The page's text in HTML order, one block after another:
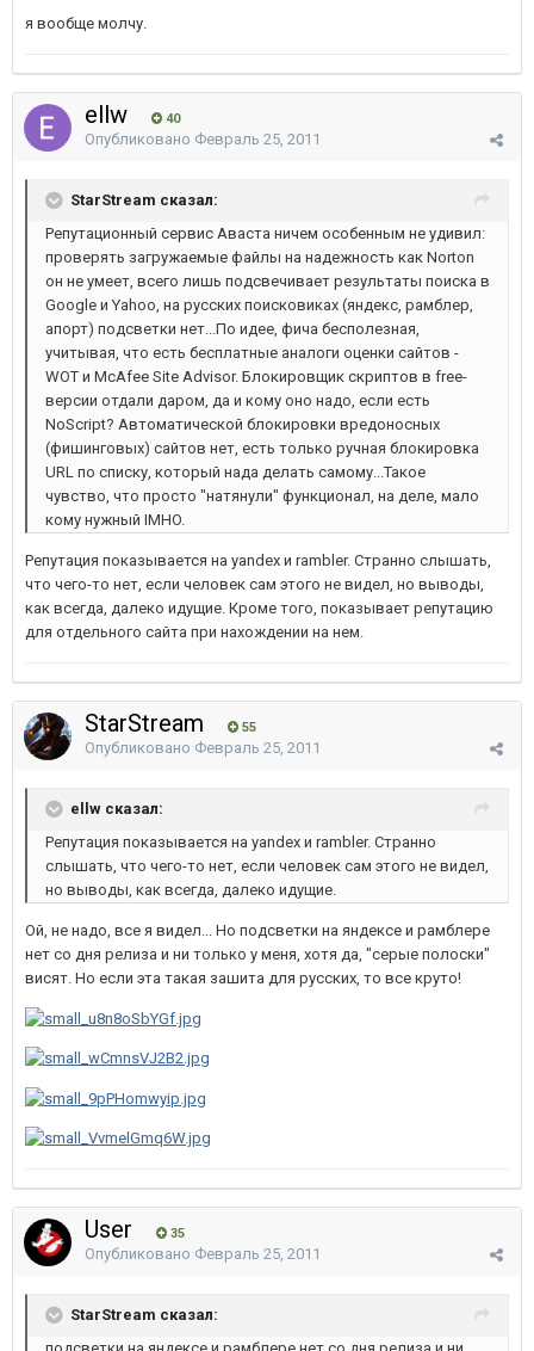
я вообще молчу.
ellw 40
Опубликовано Февраль 25, 2011
StarStream сказал:
Репутационный сервис Аваста ничем особенным не удивил:
проверять загружаемые файлы на надежность как Norton
он не умеет, всего лишь подсвечивает результаты поиска в
Google и Yahoo, на русских поисковиках (яндекс, рамблер,
апорт) подсветки нет...По идее, фича бесполезная,
учитывая, что есть бесплатные аналоги оценки сайтов -
WOT и McAfee Site Advisor. Блокировщик скриптов в free-
версии отдали даром, да и кому оно надо, если есть
NoScript? Автоматической блокировки вредоносных
(фишинговых) сайтов нет, есть только ручная блокировка
URL по списку, который нада делать самому...Такое
чувство, что просто "натянули" функционал, на деле, мало
кому нужный IMHO.
Репутация показывается на yandex и rambler. Странно слышать,
что чего-то нет, если человек сам этого не видел, но выводы,
как всегда, далеко идущие. Кроме того, показывает репутацию
для отдельного сайта при нахождении на нем.
StarStream 55
Опубликовано Февраль 25, 2011
ellw сказал:
Репутация показывается на yandex и rambler. Странно
слышать, что чего-то нет, если человек сам этого не видел,
но выводы, как всегда, далеко идущие.
Ой, не надо, все я видел... Но подсветки на яндексе и рамблере
нет со дня релиза и ни только у меня, хотя да, "серые полоски"
висят. Но если эта такая зашита для русских, то все круто!
User 35
Опубликовано Февраль 25, 2011
StarStream сказал: